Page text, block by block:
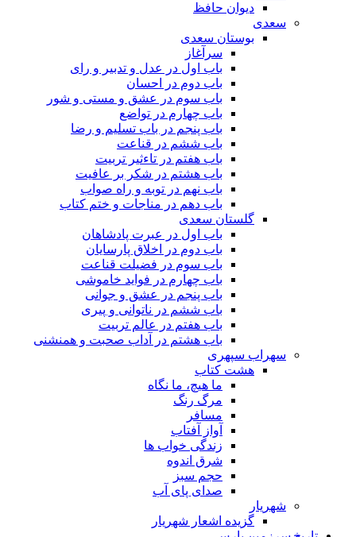
دیوان حافظ
سعدی
بوستان سعدی
سرآغاز
باب اول در عدل و تدبیر و رای
باب دوم در احسان
باب سوم در عشق و مستی و شور
باب چهارم در تواضع
باب پنجم در باب تسلیم و رضا
باب ششم در قناعت
باب هفتم در تاءثیر تربیت
باب هشتم در شکر بر عافیت
باب نهم در توبه و راه صواب
باب دهم در مناجات و ختم کتاب
گلستان سعدی
باب اول در عبرت پادشاهان
باب دوم در اخلاق پارسایان
باب سوم در فضیلت قناعت
باب چهارم در فواید خاموشى
باب پنجم در عشق و جوانى
باب ششم در ناتوانى و پیرى
باب هفتم در عالم تربیت
باب هشتم در آداب صحبت و همنشنى
سهراب سپهری
هشت کتاب
ما هیچ، ما نگاه
مرگ رنگ
مسافر
آواز آفتاب
زندگی خواب ها
شرق اندوه
حجم سبز
صدای پای آب
شهریار
گزیده اشعار شهریار